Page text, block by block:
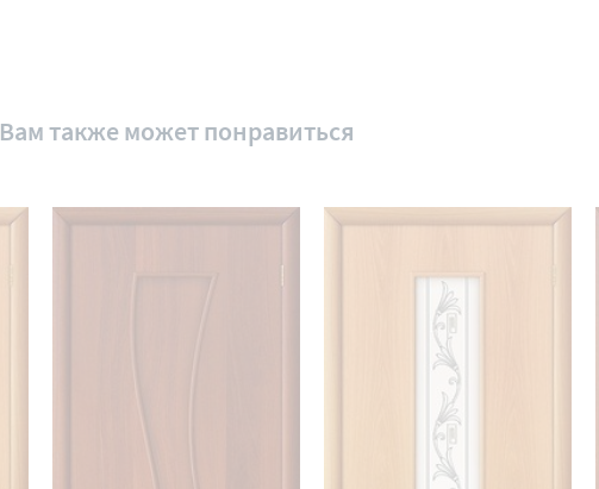
Вам также может понравиться